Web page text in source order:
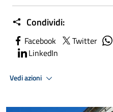
Condividi:
Facebook Twitter
LinkedIn
Vedi azioni